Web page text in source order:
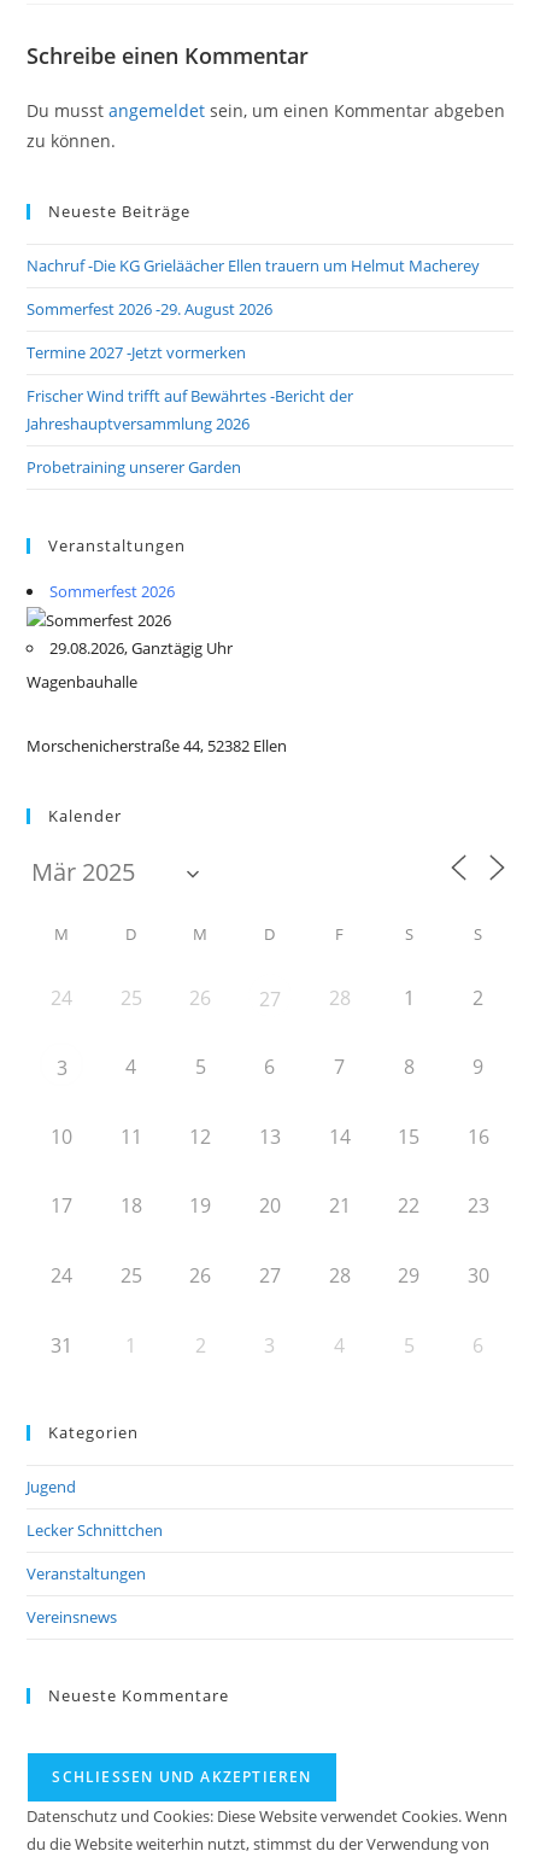
Schreibe einen Kommentar
Du musstangemeldet sein, um einen Kommentar abgeben
zu können.
Neueste Beiträge
Nachruf -Die KG Grieläächer Ellen trauern um Helmut Macherey
Sommerfest 2026 -29. August 2026
Termine 2027 -Jetzt vormerken
Frischer Wind trifft auf Bewährtes -Bericht der
Jahreshauptversammlung 2026
Probetraining unserer Garden
Veranstaltungen
Sommerfest 2026
29.08.2026, Ganztägig Uhr
Wagenbauhalle
Morschenicherstraße 44, 52382 Ellen
Kalender
M D M D F S S
24 25 26 27 28 1 2
3 4 5 6 7 8 9
10 11 12 13 14 15 16
17 18 19 20 21 22 23
24 25 26 27 28 29 30
31 1 2 3 4 5 6
Kategorien
Jugend
Lecker Schnittchen
Veranstaltungen
Vereinsnews
Neueste Kommentare
Datenschutz und Cookies: Diese Website verwendet Cookies. Wenn
du die Website weiterhin nutzt, stimmst du der Verwendung von